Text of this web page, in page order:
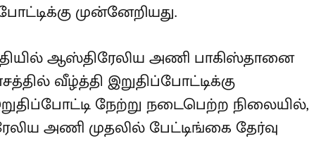
முன்னேறியது.
ஆஸ்திரேலிய அணி பாகிஸ்தானை
வீழ்த்தி இறுதிப்போட்டிக்கு
நேற்று நடைபெற்ற நிலையில்,
அணி முதலில் பேட்டிங்கை தேர்வு